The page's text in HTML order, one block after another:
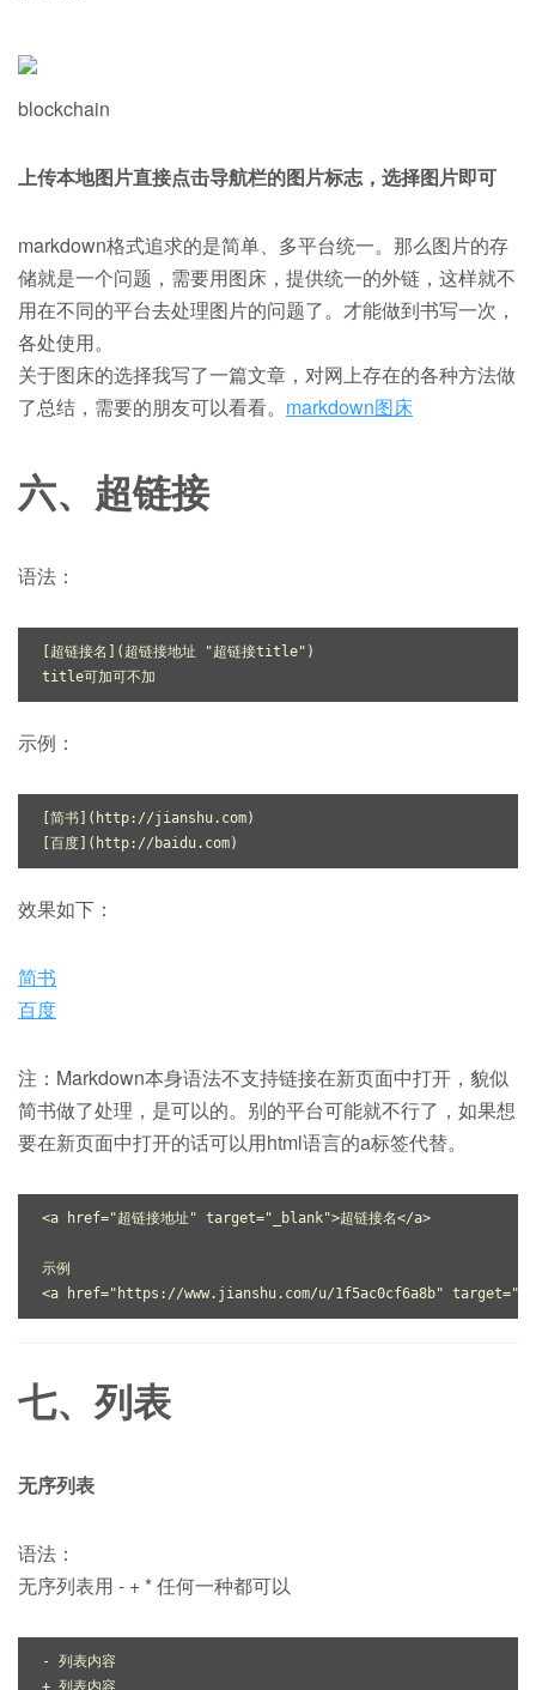
blockchain
上传本地图片直接点击导航栏的图片标志，选择图片即可
markdown格式追求的是简单、多平台统一。那么图片的存
储就是一个问题，需要用图床，提供统一的外链，这样就不
用在不同的平台去处理图片的问题了。才能做到书写一次，
各处使用。
关于图床的选择我写了一篇文章，对网上存在的各种方法做
了总结，需要的朋友可以看看。 markdown图床
六、超链接
语法：
[超链接名](超链接地址 "超链接title" )
示例：
[简书](http: //jianshu.com)
[百度](http: //baidu.com)
效果如下：
简书
百度
注：Markdown本身语法不支持链接在新页面中打开，貌似
简书做了处理，是可以的。别的平台可能就不行了，如果想
要在新页面中打开的话可以用html语言的a标签代替。
<a href="超链接地址" target="_blank">超链接名</a>
<a href="https://www.jianshu.com/u/1f5ac0cf6a8b" target=
七、列表
无序列表
语法：
无序列表用 - + * 任何一种都可以
- 列表内容
+ 列表内容